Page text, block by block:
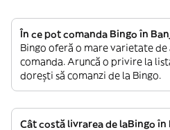
În ce pot comanda Bingo în
Bingo oferă o mare varietate
comanda. Aruncă o privire la
dorești să comanzi de la Bingo.
Cât costă livrarea de laBingo în